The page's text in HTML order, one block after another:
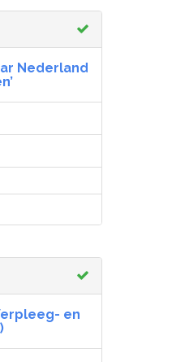
Nederland
en